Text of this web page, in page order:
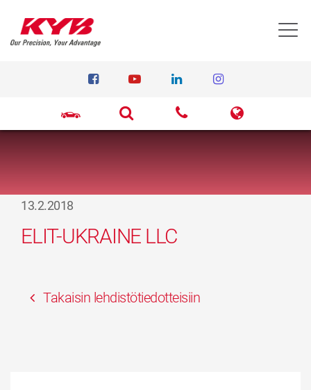
13.2.2018
ELIT-UKRAINE LLC
Takaisin lehdistötiedotteisiin